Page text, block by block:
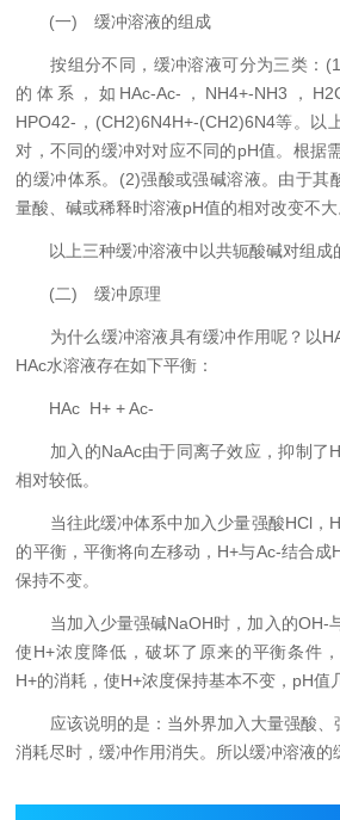
(一) 缓冲溶液的组成
按组分不同，缓冲溶液可分为三类：
的体系，如HAc-Ac-，NH4+-NH3，
HPO42-，(CH2)6N4H+-(CH2)6N4等。以
对，不同的缓冲对对应不同的pH值。根据
的缓冲体系。(2)强酸或强碱溶液。由于其
量酸、碱或稀释时溶液pH值的相对改变不大
以上三种缓冲溶液中以共轭酸碱对组成
(二) 缓冲原理
为什么缓冲溶液具有缓冲作用呢？以
HAc水溶液存在如下平衡：
HAc H+ + Ac-
加入的NaAc由于同离子效应，抑制了
相对较低。
当往此缓冲体系中加入少量强酸HCl，
的平衡，平衡将向左移动，H+与Ac-结合成
保持不变。
当加入少量强碱NaOH时，加入的OH-与
使H+浓度降低，破坏了原来的平衡条件
H+的消耗，使H+浓度保持基本不变，pH值
应该说明的是：当外界加入大量强酸、
消耗尽时，缓冲作用消失。所以缓冲溶液的